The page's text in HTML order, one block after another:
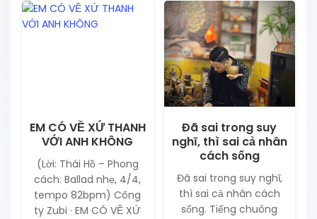
EM CÓ VỀ XỨ THANH
VỚI ANH KHÔNG
(Lời: Thái Hồ – Phong
cách: Ballad nhẹ, 4/4,
tempo 82bpm) Công
ty Zubi · EM CÓ VỀ XỨ
Đã sai trong suy
nghĩ, thì sai cả nhân
cách sống
Đã sai trong suy nghĩ,
thì sai cả nhân cách
sống. Tiếng chuông